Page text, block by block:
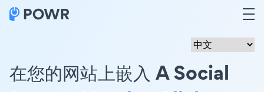
在您的网站上嵌入 A Social